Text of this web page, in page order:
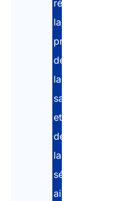
la
protection
de
la
santé
et
de
la
sécurité,
ainsi